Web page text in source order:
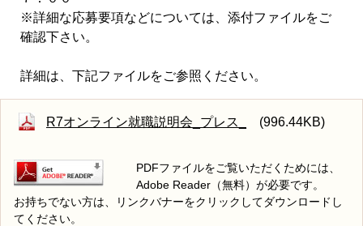
※詳細な応募要項などについては、添付ファイルをご
確認下さい。
詳細は、下記ファイルをご参照ください。
R7オンライン就職説明会_プレス_ (996.44KB)
PDFファイルをご覧いただくためには、
Adobe Reader（無料）が必要です。
お持ちでない方は、リンクバナーをクリックしてダウンロードし
てください。